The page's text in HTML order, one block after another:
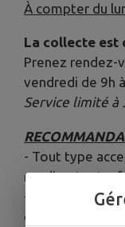
À compter du
La collecte est
Prenez rendez-
vendredi de 9h
Service limité à
- Tout type
rondins, tonte,
- Les déchets
conditionnés